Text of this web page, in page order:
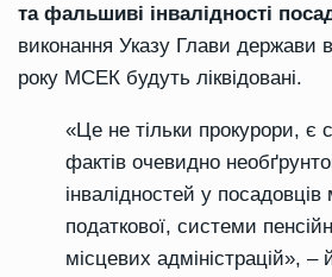
та фальшиві інвалідності
виконання Указу Глави держави
року МСЕК будуть ліквідовані.
«Це не тільки прокурори, є
фактів очевидно
інвалідностей у посадовців
податкової, системи
місцевих адміністрацій», –